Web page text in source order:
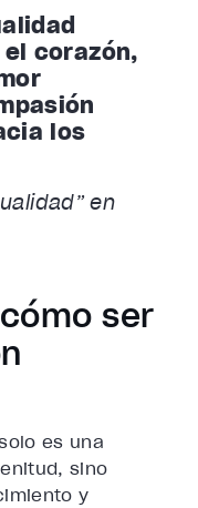
corazón,
los
en
ser
es una
sino
y